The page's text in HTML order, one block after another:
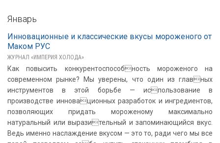
Январь
Инновационные и классические вкусы мороженого от
Маком РУС
ЖУРНАЛ «ИМПЕРИЯ ХОЛОДА»
Как повысить конкурентоспособность мороженого на
современном рынке? Мы уверены, что один из главных
инструментов в этой борьбе — использование в
производстве инновационных разработок и ингредиентов,
позволяющих придать мороженому максимально
натуральный или выразительный и запоминающийся вкус.
Ведь именно наслаждение вкусом — это то, ради чего мы все